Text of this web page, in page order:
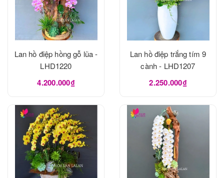
Lan hồ điệp hồng gỗ lũa -
LHD1220
4.200.000₫
Lan hồ điệp trắng tím 9
cành - LHD1207
2.250.000₫